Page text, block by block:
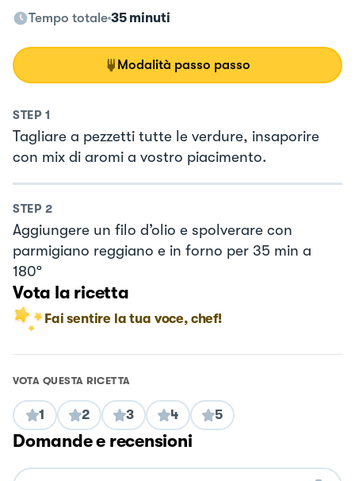
Tempo totale 35 minuti
Modalità passo passo
STEP 1
Tagliare a pezzetti tutte le verdure, insaporire
con mix di aromi a vostro piacimento.
STEP 2
Aggiungere un filo d’olio e spolverare con
parmigiano reggiano e in forno per 35 min a
180º
Vota la ricetta
Fai sentire la tua voce, chef!
VOTA QUESTA RICETTA
1 2 3 4 5
Domande e recensioni